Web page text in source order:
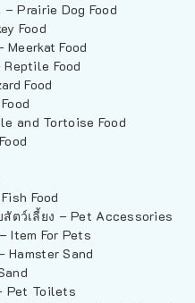
Prairie Dog Food
Food
Meerkat Food
Food
Food
and Tortoise Food
Food
ว์เลี้ยง – Pet Accessories
Item For Pets
Hamster Sand
Pet Toilets